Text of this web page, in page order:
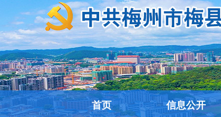
首页 信息公开